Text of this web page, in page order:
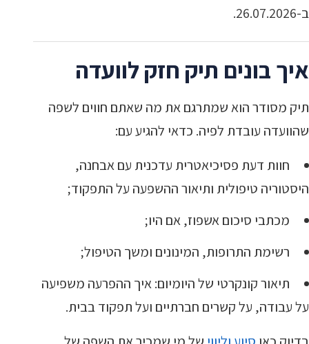
ב-26.07.2026.
איך בונים תיק חזק לוועדה
תיק מסודר הוא שמתרגם את מה שאתם חווים לשפה
שהוועדה עובדת לפיה. כדאי להגיע עם:
חוות דעת פסיכיאטרית עדכנית עם אבחנה,
היסטוריה טיפולית ותיאור ההשפעה על התפקוד;
מכתבי סיכום אשפוז, אם היו;
רשימת התרופות, המינונים ומשך הטיפול;
תיאור קונקרטי של היומיום: איך ההפרעה משפיעה
על עבודה, על קשרים חברתיים ועל תפקוד בבית.